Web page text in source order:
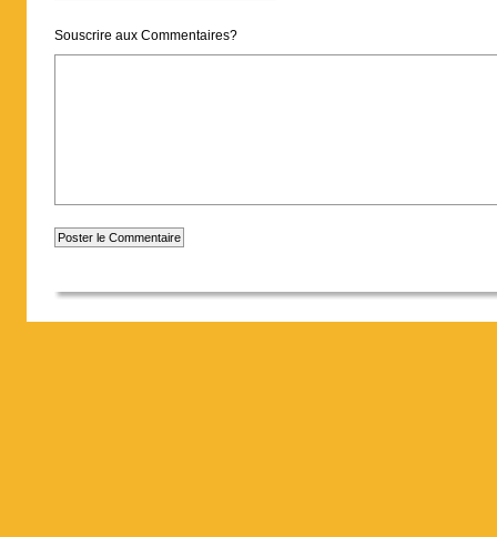
Souscrire aux Commentaires?